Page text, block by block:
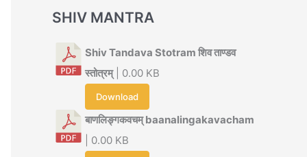
SHIV MANTRA
Shiv Tandava Stotram शिव ताण्डव
स्तोत्रम्| 0.00 KB
Download
बाणलिङ्गकवचम् baanalingakavacham
| 0.00 KB